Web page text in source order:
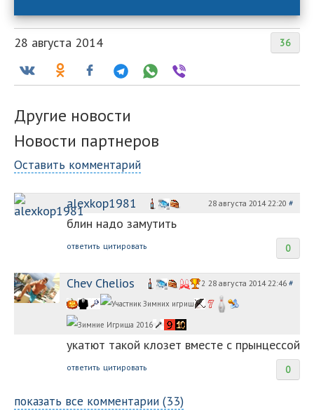
36
28 августа 2014
Другие новости
Новости партнеров
Оставить комментарий
alexkop1981 28 августа 2014 22:20 #
блин надо замутить
0
ответить цитировать
Chev Chelios 28 августа 2014 22:46 #
2
укатют такой клозет вместе с прынцессой
0
ответить цитировать
показать все комментарии (33)